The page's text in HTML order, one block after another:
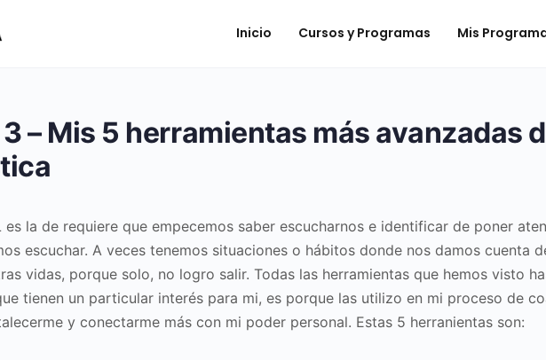
Inicio Cursos y Programas Mis
3 – Mis 5 herramientas más avanzadas
la de requiere que empecemos saber escucharnos e identificar de poner
escuchar. A veces tenemos situaciones o hábitos donde nos damos cuenta
vidas, porque solo, no logro salir. Todas las herramientas que hemos visto
tienen un particular interés para mi, es porque las utilizo en mi proceso de
y conectarme más con mi poder personal. Estas 5 herranientas son: